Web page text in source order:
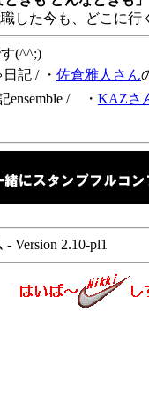
した今も、どこに
(^^;)
日記 / ・ 佐倉雅人さん
ensemble / ・ KAZさ
Version 2.10-pl1